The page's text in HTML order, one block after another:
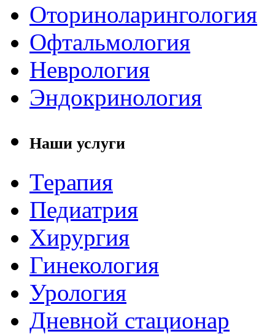
Оториноларингология
Офтальмология
Неврология
Эндокринология
Наши услуги
Терапия
Педиатрия
Хирургия
Гинекология
Урология
Дневной стационар